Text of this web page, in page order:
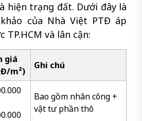
hiện trạng đất. Dưới đây là
của Nhà Việt PTĐ áp
TP.HCM và lân cận:
giá
m²)
Ghi chú
Bao gồm nhân công +
vật tư phần thô